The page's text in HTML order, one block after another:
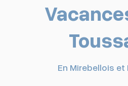
En Mirebellois